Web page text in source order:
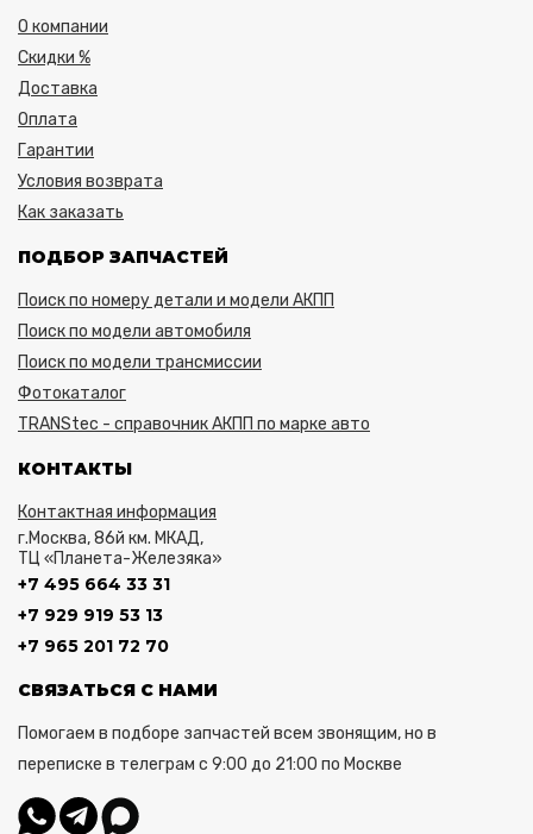
О компании
Скидки %
Доставка
Оплата
Гарантии
Условия возврата
Как заказать
ПОДБОР ЗАПЧАСТЕЙ
Поиск по номеру детали и модели АКПП
Поиск по модели автомобиля
Поиск по модели трансмиссии
Фотокаталог
TRANStec - справочник АКПП по марке авто
КОНТАКТЫ
Контактная информация
г.Москва, 86й км. МКАД,
ТЦ «Планета-Железяка»
+7 495 664 33 31
+7 929 919 53 13
+7 965 201 72 70
СВЯЗАТЬСЯ С НАМИ
Помогаем в подборе запчастей всем звонящим, но в
переписке в телеграм с 9:00 до 21:00 по Москве